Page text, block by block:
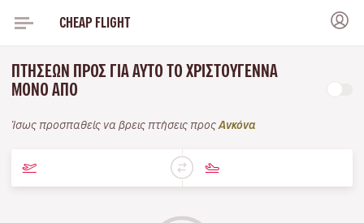
CHEAP FLIGHT
ΠΤΉΣΕΩΝ ΠΡΟΣ ΓΙΑ ΑΥΤΌ ΤΟ ΧΡΙΣΤΟΎΓΕΝΝΑ
ΜΌΝΟ ΑΠΌ
Ίσως προσπαθείς να βρεις πτήσεις προς Ανκόνα